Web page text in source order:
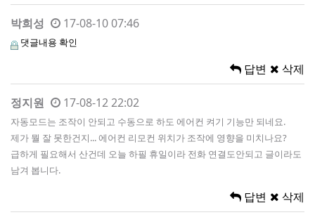
박희성 17-08-10 07:46
댓글내용 확인
답변 삭제
정지원 17-08-12 22:02
자동모드는 조작이 안되고 수동으로 하도 에어컨 켜기 기능만 되네요.
제가 뭘 잘 못한건지... 에어컨 리모컨 위치가 조작에 영향을 미치나요?
급하게 필요해서 산건데 오늘 하필 휴일이라 전화 연결도안되고 글이라도
남겨 봅니다.
답변 삭제